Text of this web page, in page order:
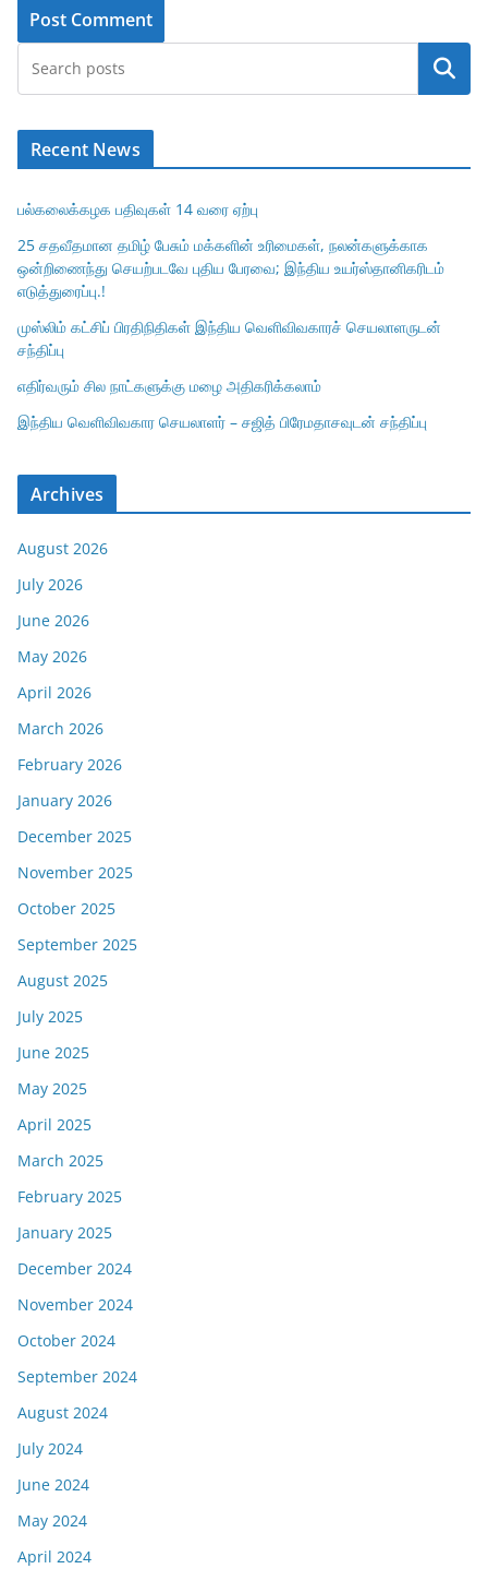
Search
Recent News
பல்கலைக்கழக பதிவுகள் 14 வரை ஏற்பு
25 சதவீதமான தமிழ் பேசும் மக்களின் உரிமைகள், நலன்களுக்காக
ஒன்றிணைந்து செயற்படவே புதிய பேரவை; இந்திய உயர்ஸ்தானிகரிடம்
எடுத்துரைப்பு.!
முஸ்லிம் கட்சிப் பிரதிநிதிகள் இந்திய வெளிவிவகாரச் செயலாளருடன்
சந்திப்பு
எதிர்வரும் சில நாட்களுக்கு மழை அதிகரிக்கலாம்
இந்திய வெளிவிவகார செயலாளர் – சஜித் பிரேமதாசவுடன் சந்திப்பு
Archives
August 2026
July 2026
June 2026
May 2026
April 2026
March 2026
February 2026
January 2026
December 2025
November 2025
October 2025
September 2025
August 2025
July 2025
June 2025
May 2025
April 2025
March 2025
February 2025
January 2025
December 2024
November 2024
October 2024
September 2024
August 2024
July 2024
June 2024
May 2024
April 2024